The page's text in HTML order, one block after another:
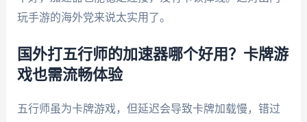
玩手游的海外党来说太实用了。
国外打五行师的加速器哪个好用？卡牌游
戏也需流畅体验
五行师虽为卡牌游戏，但延迟会导致卡牌加载慢，错过